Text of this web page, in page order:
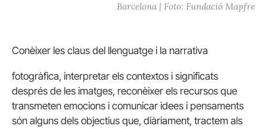
Barcelona | Foto: Fundació Mapfre
Conèixer les claus del llenguatge i la narrativa
fotogràfica, interpretar els contextos i significats
després de les imatges, reconèixer els recursos que
transmeten emocions i comunicar idees i pensaments
són alguns dels objectius que, diàriament, tractem als